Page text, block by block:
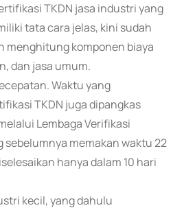
TKDN jasa industri yang
tata cara jelas, kini sudah
menghitung komponen biaya
dan jasa umum.
Waktu yang
TKDN juga dipangkas
Lembaga Verifikasi
sebelumnya memakan waktu 22
hanya dalam 10 hari
kecil, yang dahulu